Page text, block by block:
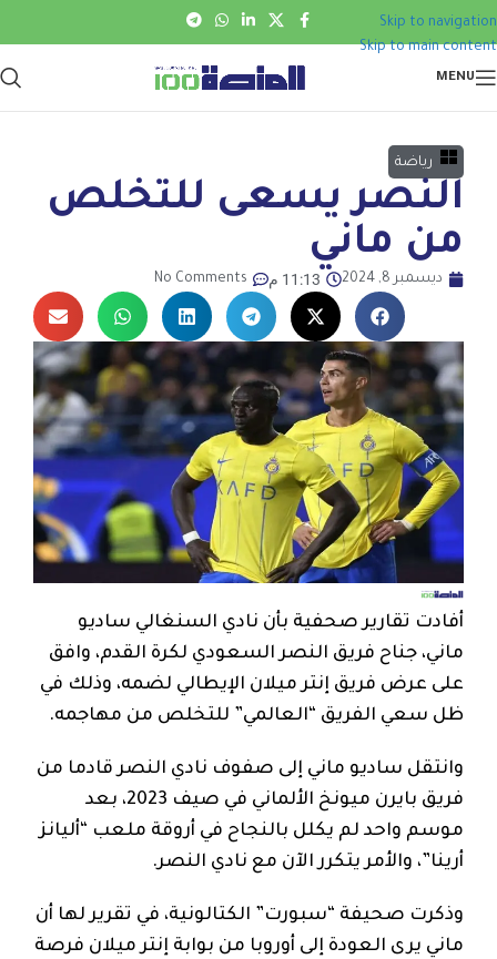
Skip to navigation
Skip to main content
MENU
رياضة
النصر يسعى للتخلص
من ماني
ديسمبر 8, 2024 11:13 م No Comments
أفادت تقارير صحفية بأن نادي السنغالي ساديو
ماني، جناح فريق النصر السعودي لكرة القدم، وافق
على عرض فريق إنتر ميلان الإيطالي لضمه، وذلك في
ظل سعي الفريق “العالمي” للتخلص من مهاجمه.
وانتقل ساديو ماني إلى صفوف نادي النصر قادما من
فريق بايرن ميونخ الألماني في صيف 2023، بعد
موسم واحد لم يكلل بالنجاح في أروقة ملعب “أليانز
أرينا”، والأمر يتكرر الآن مع نادي النصر.
وذكرت صحيفة “سبورت” الكتالونية، في تقرير لها أن
ماني يرى العودة إلى أوروبا من بوابة إنتر ميلان فرصة